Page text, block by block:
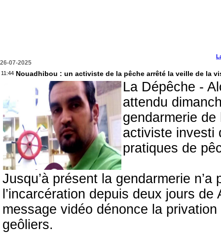
26-07-2025
11:44 Nouadhibou : un activiste de la pêche arrêté la veille de la
La Dépêche -
attendu
gendarmerie
activiste investi
pratiques de
Jusqu’à présent la gendarmerie
l’incarcération depuis deux jours
message vidéo dénonce la
geôliers.